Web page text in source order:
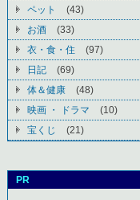
ペット
(43)
お酒
(33)
衣・食・住
(97)
日記
(69)
体＆健康
(48)
映画 ・ ドラマ
(10)
宝くじ
(21)
PR